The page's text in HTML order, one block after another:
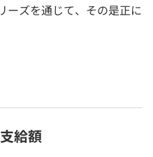
ーズを通じて、その是正に
給額